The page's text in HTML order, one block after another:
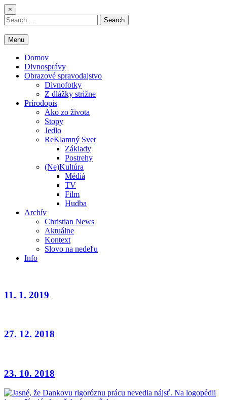
Skip
to
content
×
Search
for:
Menu
Domov
Divnosprávy
Obrazové spravodajstvo
Divnofotky
Z dlážky strižne
Prírodopis
Ako zo života
Stopy
Jedlo
ReKlamný Svet
Základy
Postrehy
(Ne)Kultúra
Médiá
TV
Film
Hudba
Archív
Christian News
Aktuálne
Kontext
Slovo na nedeľu
Info
11. 1. 2019
27. 12. 2018
23. 10. 2018